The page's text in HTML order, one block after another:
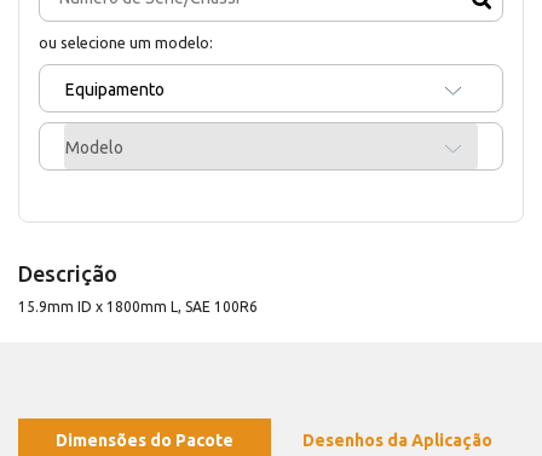
ou selecione um modelo:
Equipamento
Modelo
Descrição
15.9mm ID x 1800mm L, SAE 100R6
Dimensões do Pacote Desenhos da Aplicação